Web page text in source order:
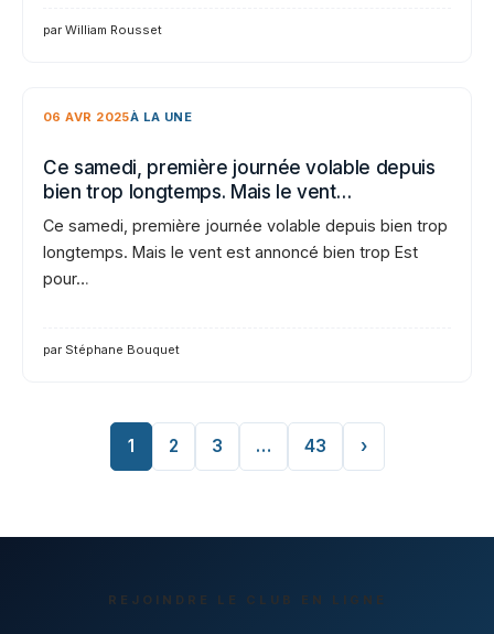
par William Rousset
06 AVR 2025À LA UNE
Ce samedi, première journée volable depuis
bien trop longtemps. Mais le vent…
Ce samedi, première journée volable depuis bien trop
longtemps. Mais le vent est annoncé bien trop Est
pour…
par Stéphane Bouquet
1 2 3 … 43 ›
REJOINDRE LE CLUB EN LIGNE